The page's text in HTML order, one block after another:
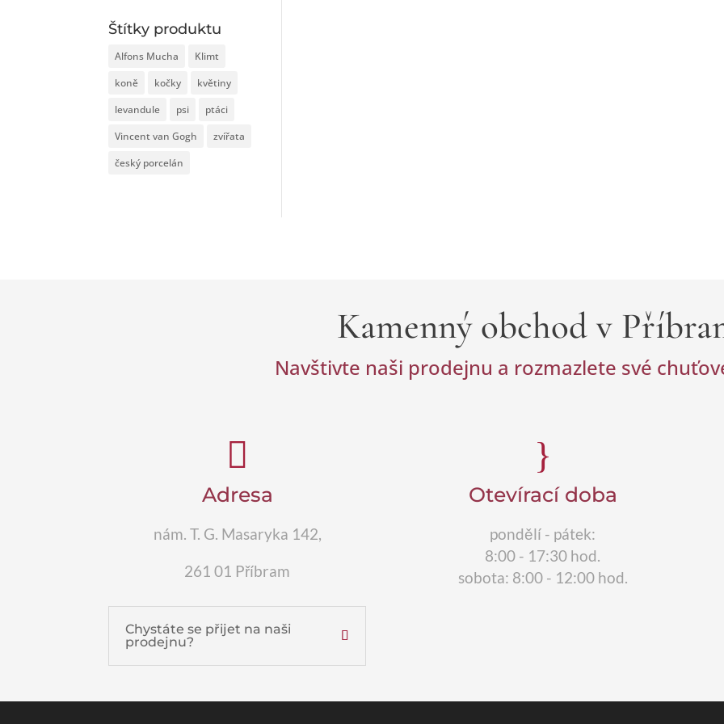
Štítky produktu
Alfons Mucha
Klimt
koně
kočky
květiny
levandule
psi
ptáci
Vincent van Gogh
zvířata
český porcelán
Kamenný obchod v
Navštivte naši prodejnu a rozmazlete své

Adresa
nám. T. G. Masaryka 142,
261 01 Příbram
Chystáte se přijet na naši
prodejnu?
}
Otevírací doba
pondělí - pátek:
8:00 - 17:30 hod.
sobota: 8:00 - 12:00 hod.